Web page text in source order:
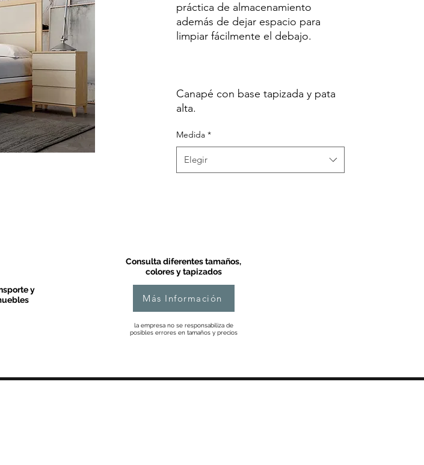
práctica de almacenamiento
además de dejar espacio para
limpiar fácilmente el debajo.
Canapé con base tapizada y pata
alta.
Medida *
Elegir
Consulta diferentes tamaños,
colores y tapizados
y
Más Información
la empresa no se responsabiliza de
posibles errores en tamaños y precios